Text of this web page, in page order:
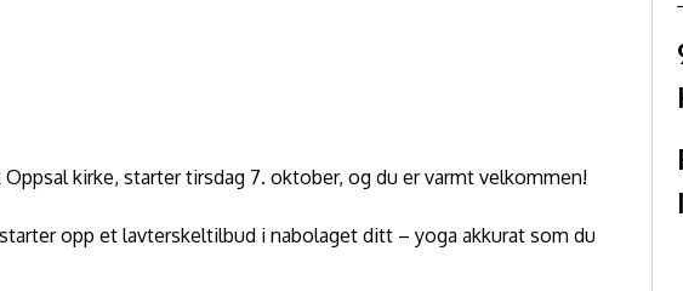
kirke, starter tirsdag 7. oktober, og du er varmt velkommen!
opp et lavterskeltilbud i nabolaget ditt – yoga akkurat som du